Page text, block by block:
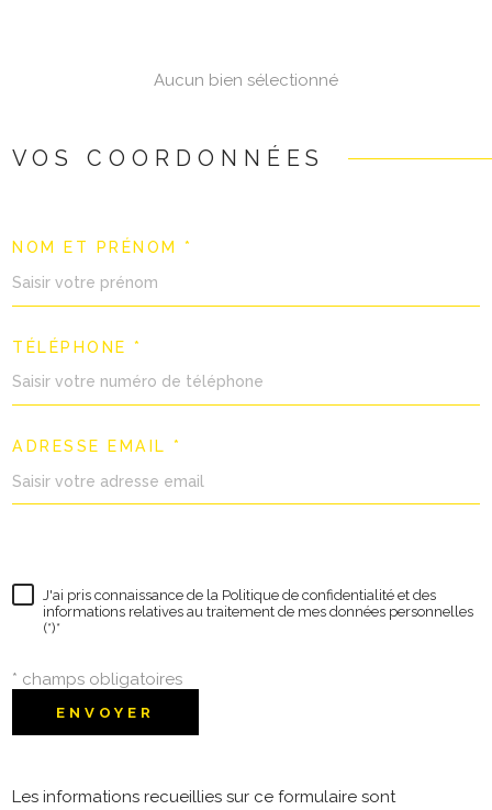
Aucun bien sélectionné
VOS COORDONNÉES
NOM ET PRÉNOM *
TÉLÉPHONE *
ADRESSE EMAIL *
J'ai pris connaissance de la Politique de confidentialité et des
informations relatives au traitement de mes données personnelles
(*)*
* champs obligatoires
ENVOYER
Les informations recueillies sur ce formulaire sont